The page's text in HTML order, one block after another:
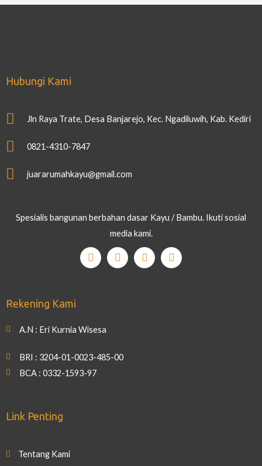
Hubungi Kami
Jln Raya Trate, Desa Banjarejo, Kec. Ngadiluwih, Kab. Kediri
0821-4310-7847
juararumahkayu@gmail.com
Spesialis bangunan berbahan dasar Kayu / Bambu. Ikuti sosial
media kami.
Rekening Kami
A.N : Eri Kurnia Wisesa
BRI : 3204-01-0023-485-00
BCA : 0332-1593-97
Link Penting
Tentang Kami